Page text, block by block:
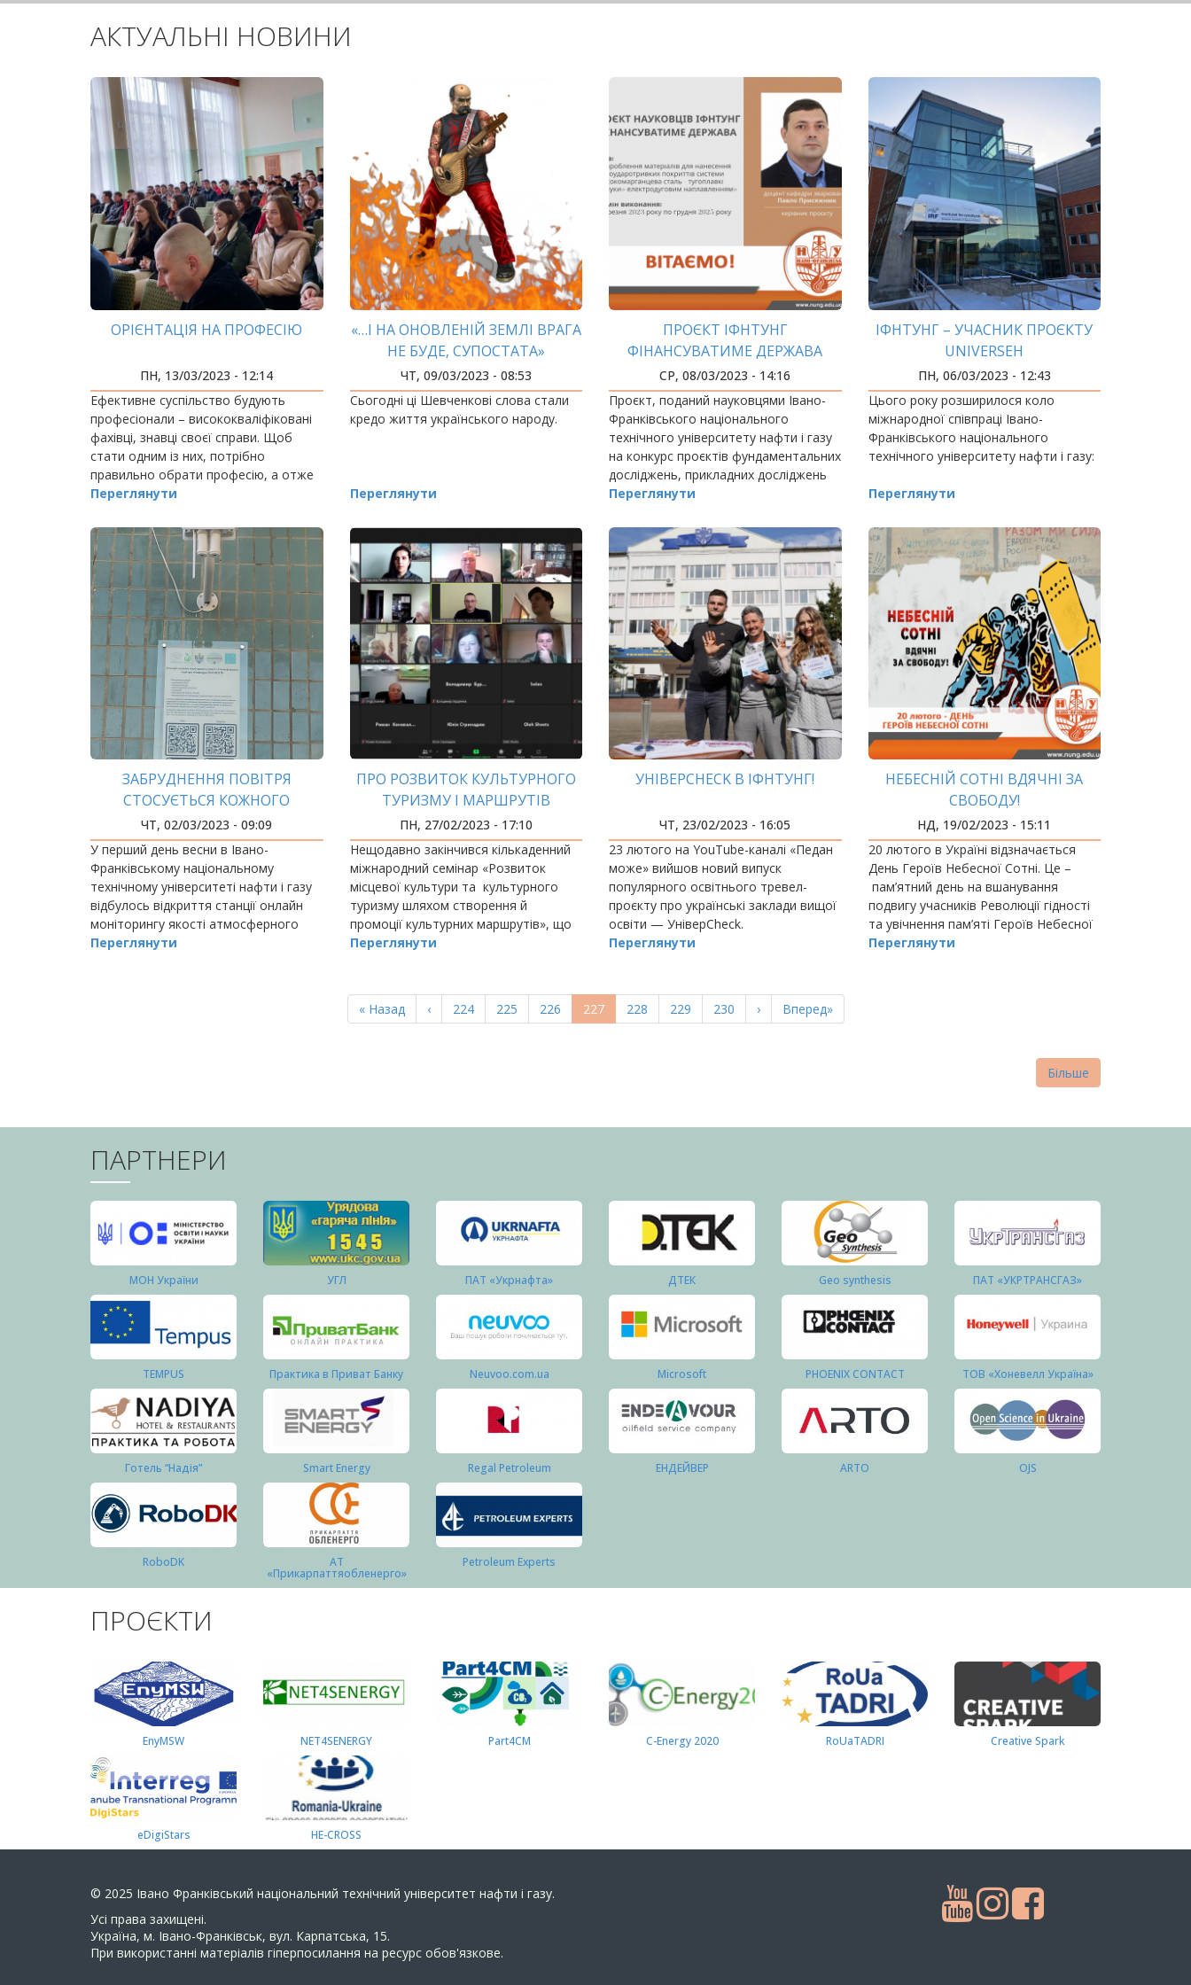
АКТУАЛЬНІ НОВИНИ
ОРІЄНТАЦІЯ НА ПРОФЕСІЮ
ПН, 13/03/2023 - 12:14
Ефективне суспільство будують
професіонали – висококваліфіковані
фахівці, знавці своєї справи. Щоб
стати одним із них, потрібно
правильно обрати професію, а отже
й життєвий шлях, і розвиватися в ній.
Переглянути
«…І НА ОНОВЛЕНІЙ ЗЕМЛІ ВРАГА
НЕ БУДЕ, СУПОСТАТА»
ЧТ, 09/03/2023 - 08:53
Сьогодні ці Шевченкові слова стали
кредо життя українського народу.
Переглянути
ПРОЄКТ ІФНТУНГ
ФІНАНСУВАТИМЕ ДЕРЖАВА
СР, 08/03/2023 - 14:16
Проєкт, поданий науковцями Івано-
Франківського національного
технічного університету нафти і газу
на конкурс проєктів фундаментальних
досліджень, прикладних досліджень
та науково-технічних
отримав високі бали та матиме…
Переглянути
ІФНТУНГ – УЧАСНИК ПРОЄКТУ
UNIVERSEH
ПН, 06/03/2023 - 12:43
Цього року розширилося коло
міжнародної співпраці Івано-
Франківського національного
технічного університету нафти і газу:
Переглянути
ЗАБРУДНЕННЯ ПОВІТРЯ
СТОСУЄТЬСЯ КОЖНОГО
ЧТ, 02/03/2023 - 09:09
У перший день весни в Івано-
Франківському національному
технічному університеті нафти і газу
відбулось відкриття станції онлайн
моніторингу якості атмосферного
повітря.
Переглянути
ПРО РОЗВИТОК КУЛЬТУРНОГО
ТУРИЗМУ І МАРШРУТІВ
ДИСКУТУВАЛИ ФАХІВЦІ З
УКРАЇНИ Й РУМУНІЇ
ПН, 27/02/2023 - 17:10
Нещодавно закінчився кількаденний
міжнародний семінар «Розвиток
місцевої культури та культурного
туризму шляхом створення й
промоції культурних маршрутів», що
проводився в межах проєкту
Переглянути
УНІВЕРCHECK В ІФНТУНГ!
ЧТ, 23/02/2023 - 16:05
23 лютого на YouTube-каналі «Педан
може» вийшов новий випуск
популярного освітнього тревел-
проєкту про українські заклади вищої
освіти — УніверCheck.
Переглянути
НЕБЕСНІЙ СОТНІ ВДЯЧНІ ЗА
СВОБОДУ!
НД, 19/02/2023 - 15:11
20 лютого в Україні відзначається
День Героїв Небесної Сотні. Це –
пам’ятний день на вшанування
подвигу учасників Революції гідності
та увічнення пам’яті Героїв Небесної
Сотні.
Переглянути
Перша
сторінка
« Назад
Попередня
сторінка
‹ Page
224 Page
225 Page
226
Поточна
сторінка
227 Page
228 Page
229 Page
230
Наступна
сторінка
›
Остання
сторінка
Вперед»
Більше
ПАРТНЕРИ
МОН України УГЛ ПАТ «Укрнафта» ДТЕК Geo synthesis ПАТ «УКРТРАНСГАЗ»
TEMPUS Практика в Приват Банку Neuvoo.com.ua Microsoft PHOENIX CONTACT ТОВ «Хоневелл Україна»
Готель “Надія” Smart Energy Regal Petroleum ЕНДЕЙВЕР ARTO OJS
RoboDK АТ
«Прикарпаттяобленерго»
Petroleum Experts
ПРОЄКТИ
EnyMSW NET4SENERGY Part4СМ C-Energy 2020 RoUaTADRI Creative Spark
eDigiStars HE-CROSS
© 2025 Івано Франківський національний технічний університет нафти і газу.
Усi права захищенi.
Україна, м. Івано-Франківськ, вул. Карпатська, 15.
При використанні матеріалів гіперпосилання на ресурс обов'язкове.